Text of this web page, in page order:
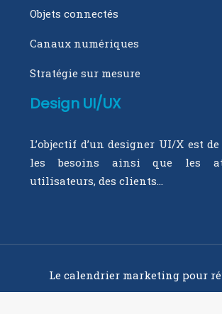
Objets connectés
Canaux numériques
Stratégie sur mesure
Design UI/UX
L’objectif d’un designer UI/X est
les besoins ainsi que les
utilisateurs, des clients…
Le calendrier marketing pour
campagnes.